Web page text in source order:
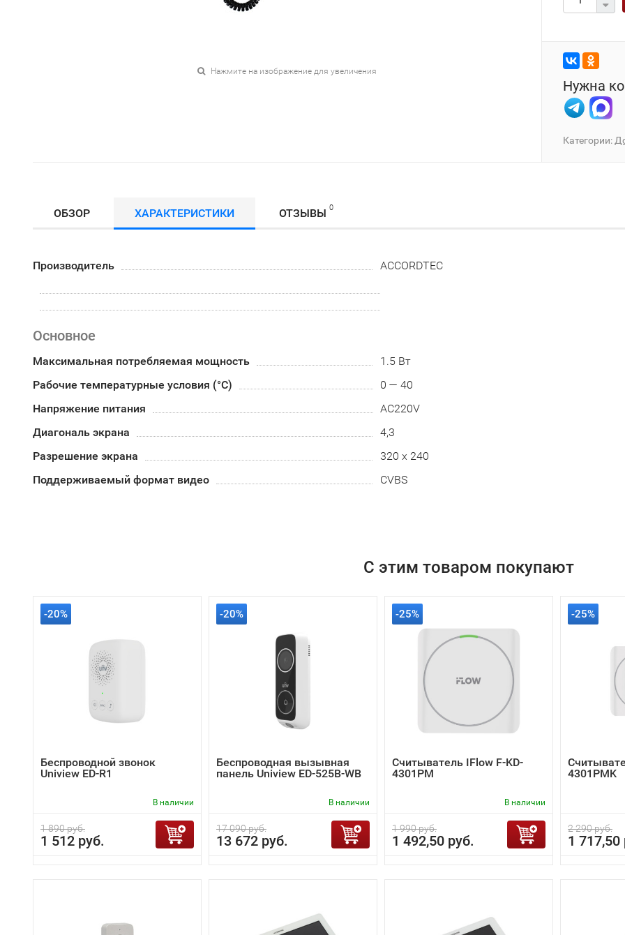
Нажмите на изображение для увеличения
Нужна
Категории:
ОБЗОР ХАРАКТЕРИСТИКИ ОТЗЫВЫ 0
Производитель ACCORDTEC
Основное
Максимальная потребляемая мощность
1.5 Вт
Рабочие температурные условия (°С)
0 — 40
Напряжение питания
AC220V
Диагональ экрана
4,3
Разрешение экрана
320 х 240
Поддерживаемый формат видео
CVBS
С этим товаром покупают
-20%
Беспроводной звонок
Uniview ED-R1
В наличии
1 890 руб.
1 512 руб.
-20%
Беспроводная вызывная
панель Uniview ED-525B-WB
В наличии
17 090 руб.
13 672 руб.
-25%
Считыватель IFlow F-KD-
4301PM
В наличии
1 990 руб.
1 492,50 руб.
-25%
4301PMK
2 290 руб.
1 717,50